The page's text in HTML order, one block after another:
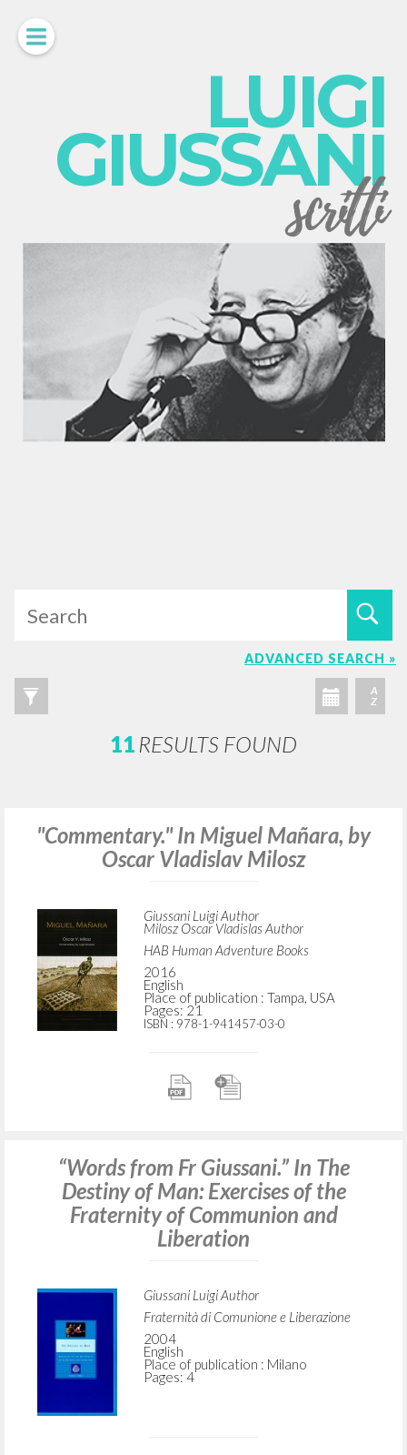
LUIGI
GIUSSANI
scritti
ADVANCED SEARCH »
A
Z
11 RESULTS FOUND
"Commentary." In Miguel Mañara, by
Oscar Vladislav Milosz
Giussani Luigi Author
Milosz Oscar Vladislas Author
HAB Human Adventure Books
2016
English
Place of publication : Tampa, USA
Pages: 21
ISBN : 978-1-941457-03-0
“Words from Fr Giussani.” In The
Destiny of Man: Exercises of the
Fraternity of Communion and
Liberation
Giussani Luigi Author
Fraternità di Comunione e Liberazione
2004
English
Place of publication : Milano
Pages: 4